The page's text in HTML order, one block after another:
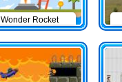
Wonder Rocket